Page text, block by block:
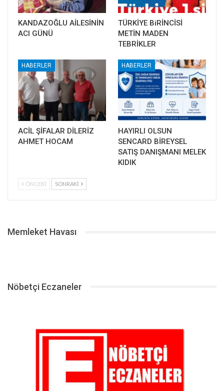
KANDAZOĞLU AİLESİNİN
ACI GÜNÜ
TÜRKİYE BiRİNCİSİ
METİN MADEN
TEBRİKLER
HABERLER
ACİL ŞİFALAR DİLERİZ
AHMET HOCAM
HABERLER
HAYIRLI OLSUN
SENCARD BİREYSEL
SATIŞ DANIŞMANI MELEK
KIDIK
ÖNCEKI SONRAKI
Memleket Havası
Nöbetçi Eczaneler